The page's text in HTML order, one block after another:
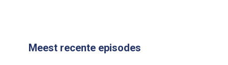
Meest recente episodes